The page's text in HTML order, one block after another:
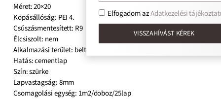
Méret: 20×20
Kopásállóság: PEI 4.
Csúszásmentesített: R9
Élcsiszolt: nem
Alkalmazási terület: beltér, kültér
Hatás: cementlap
Szín: szürke
Lapvastagság: 8mm
Csomagolási egység: 1m2/doboz/25lap
Elfogadom azAdatkezelési
VISSZAHÍVÁST KÉREK